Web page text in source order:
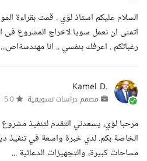
السلام عليكم استاذ لؤي . قمت بقراءة
اتمنى ان نعمل سويا لاخراج المشروع
رغباتكم . اعرفك بنفسي .. انا مهندسةاص...
Kamel D.
مصمم دراسات تسويقية
مرحبا لؤي، يسعدني التقدم لتنفيذ
الخاصة بكم. لدي خبرة واسعة في تنفيذ
مساحات كبيرة، والتجهيزات الدعائية ...